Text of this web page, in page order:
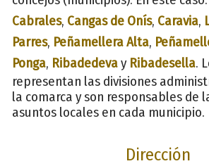
Cabrales, Cangas de Onís, Caravia,
Parres, Peñamellera Alta,
Ponga, Ribadedevay Ribadesella.
representan las divisiones
la comarca y son responsables de
asuntos locales en cada municipio.
Dirección